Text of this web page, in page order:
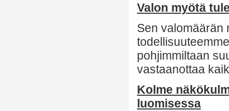
Valon myötä
Sen valomäärän
pohjimmiltaan
vastaanottaa
Kolme
luomisessa